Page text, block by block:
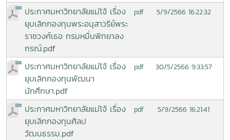
ประกาศมหาวิทยาลัยแม่โจ้ เรื่อง
ยุบเลิกกองทุนพระอนุสาวรีย์พระ
ราชวงศ์เธอ กรมหมื่นพิทยาลง
กรณ์.pdf
pdf 5/9/2566 16:22:32
ประกาศมหาวิทยาลัยแม่โจ้ เรื่อง
ยุบเลิกกองทุนพัฒนา
นักศึกษา.pdf
pdf 30/5/2566 9:33:57
ประกาศมหาวิทยาลัยแม่โจ้ เรื่อง
ยุบเลิกกองทุนศิลป
วัฒนธรรม.pdf
pdf 5/9/2566 16:21:41